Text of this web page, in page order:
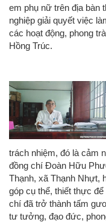
em phụ nữ trên địa bàn
nghiệp giải quyết việc
các hoạt động, phong
Hồng Trúc.
trách nhiệm, đó là cảm
đồng chí Đoàn Hữu
Thạnh, xã Thạnh Nhựt,
góp cụ thể, thiết thực
chí đã trở thành tấm
tư tưởng, đạo đức,